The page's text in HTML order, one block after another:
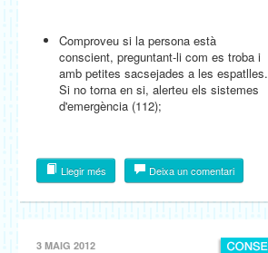
Comproveu si la persona està
conscient, preguntant-li com es troba i
amb petites sacsejades a les espatlles.
Si no torna en si, alerteu els sistemes
d'emergència (112);
Llegir més Deixa un comentari
3 MAIG 2012